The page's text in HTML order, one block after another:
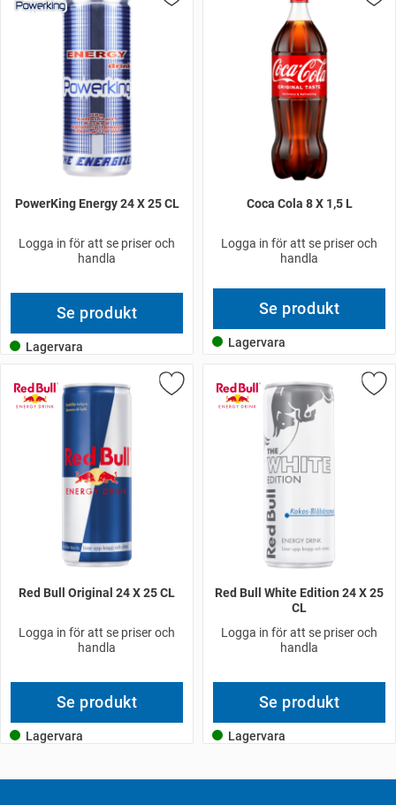
PowerKing Energy 24 X 25 CL
Logga in för att se priser och
handla
Se produkt
Lagervara
Coca Cola 8 X 1,5 L
Logga in för att se priser och
handla
Se produkt
Lagervara
Red Bull Original 24 X 25 CL
Logga in för att se priser och
handla
Se produkt
Lagervara
Red Bull White Edition 24 X 25
CL
Logga in för att se priser och
handla
Se produkt
Lagervara